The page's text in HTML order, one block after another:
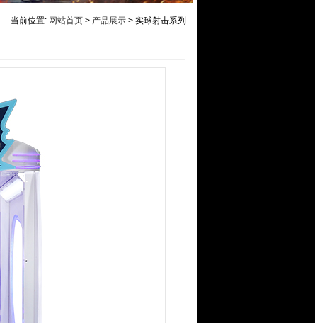
当前位置: 网站首页 > 产品展示 > 实球射击系列